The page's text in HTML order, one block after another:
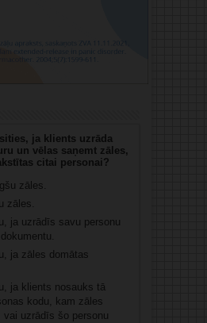
ja klients uzrāda
un vēlas saņemt zāles,
citai personai?
zāles.
zāles.
ja uzrādīs savu personu
ja zāles domātas
ja klients nosauks tā
kodu, kam zāles
vai uzrādīs šo personu